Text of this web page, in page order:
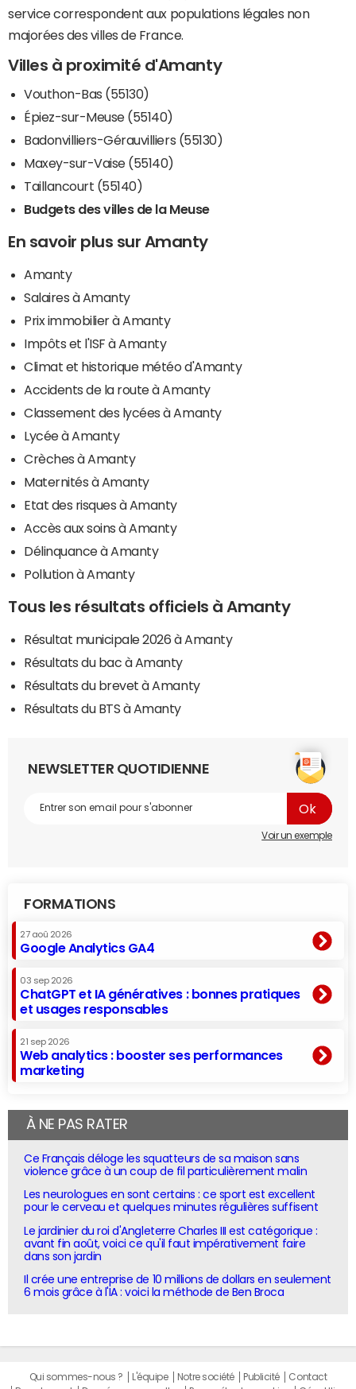
service correspondent aux populations légales non
majorées des villes de France.
Villes à proximité d'Amanty
Vouthon-Bas (55130)
Épiez-sur-Meuse (55140)
Badonvilliers-Gérauvilliers (55130)
Maxey-sur-Vaise (55140)
Taillancourt (55140)
Budgets des villes de la Meuse
En savoir plus sur Amanty
Amanty
Salaires à Amanty
Prix immobilier à Amanty
Impôts et l'ISF à Amanty
Climat et historique météo d'Amanty
Accidents de la route à Amanty
Classement des lycées à Amanty
Lycée à Amanty
Crèches à Amanty
Maternités à Amanty
Etat des risques à Amanty
Accès aux soins à Amanty
Délinquance à Amanty
Pollution à Amanty
Tous les résultats officiels à Amanty
Résultat municipale 2026 à Amanty
Résultats du bac à Amanty
Résultats du brevet à Amanty
Résultats du BTS à Amanty
NEWSLETTER QUOTIDIENNE
Voir un exemple
FORMATIONS
27 aoû 2026
Google Analytics GA4
03 sep 2026
ChatGPT et IA génératives : bonnes pratiques
et usages responsables
21 sep 2026
Web analytics : booster ses performances
marketing
À NE PAS RATER
Ce Français déloge les squatteurs de sa maison sans
violence grâce à un coup de fil particulièrement malin
Les neurologues en sont certains : ce sport est excellent
pour le cerveau et quelques minutes régulières suffisent
Le jardinier du roi d'Angleterre Charles III est catégorique :
avant fin août, voici ce qu'il faut impérativement faire
dans son jardin
Il crée une entreprise de 10 millions de dollars en seulement
6 mois grâce à l'IA : voici la méthode de Ben Broca
Qui sommes-nous ? L'équipe Notre société Publicité
Contact